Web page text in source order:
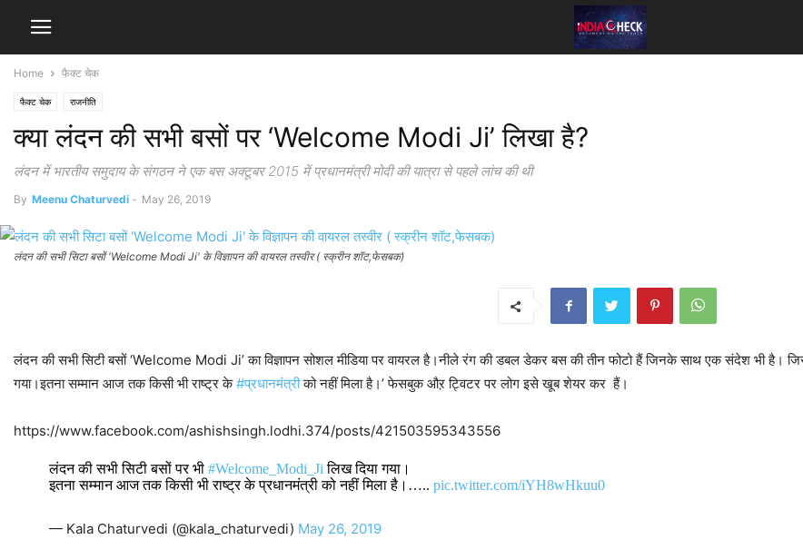
Home फैक्ट चेक
फैक्ट चेक राजनीति
क्या लंदन की सभी बसों पर ‘Welcome Modi Ji’ लिखा है?
लंदन में भारतीय समुदाय के संगठन ने एक बस अक्टूबर 2015 में प्रधानमंत्री मोदी की यात्रा से पहले लांच की थी
By Meenu Chaturvedi - May 26, 2019
लंदन की सभी सिटा बसों 'Welcome Modi Ji' के विज्ञापन की वायरल तस्वीर ( स्क्रीन शॉट,फेसबक)
लंदन की सभी सिटी बसों ‘Welcome Modi Ji’ का विज्ञापन सोशल मीडिया पर वायरल है।नीले रंग की डबल डेकर बस की तीन फोटो हैं जिनके साथ एक संदेश भी है।
गया।इतना सम्मान आज तक किसी भी राष्ट्र के#प्रधानमंत्रीको नहीं मिला है।’ फेसबुक औऱ ट्विटर पर लोग इसे खूब शेयर कर हैं।
https://www.facebook.com/ashishsingh.lodhi.374/posts/421503595343556
लंदन की सभी सिटी बसों पर भी#Welcome_Modi_Ji लिख दिया गया।
इतना सम्मान आज तक किसी भी राष्ट्र के प्रधानमंत्री को नहीं मिला है।…..pic.twitter.com/iYH8wHkuu0
— Kala Chaturvedi (@kala_chaturvedi) May 26, 2019